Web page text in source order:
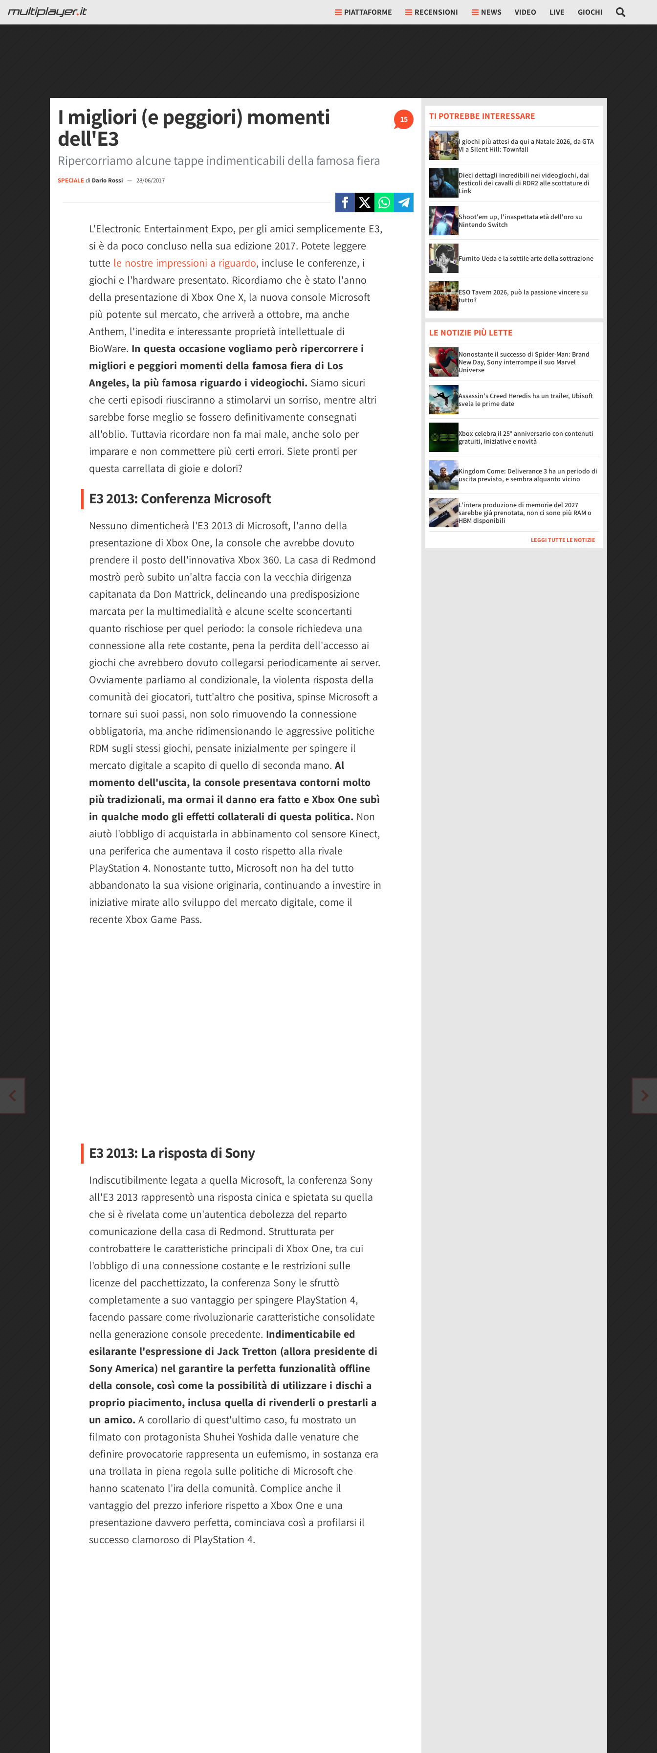
PIATTAFORME RECENSIONI NEWS VIDEO LIVE GIOCHI
15
I migliori (e peggiori) momenti
dell'E3
Ripercorriamo alcune tappe indimenticabili della famosa fiera
SPECIALEdi Dario Rossi — 28/06/2017
L'Electronic Entertainment Expo, per gli amici semplicemente E3,
si è da poco concluso nella sua edizione 2017. Potete leggere
tutte le nostre impressioni a riguardo, incluse le conferenze, i
giochi e l'hardware presentato. Ricordiamo che è stato l'anno
della presentazione di Xbox One X, la nuova console Microsoft
più potente sul mercato, che arriverà a ottobre, ma anche
Anthem, l'inedita e interessante proprietà intellettuale di
BioWare. In questa occasione vogliamo però ripercorrere i
migliori e peggiori momenti della famosa fiera di Los
Angeles, la più famosa riguardo i videogiochi. Siamo sicuri
che certi episodi riusciranno a stimolarvi un sorriso, mentre altri
sarebbe forse meglio se fossero definitivamente consegnati
all'oblio. Tuttavia ricordare non fa mai male, anche solo per
imparare e non commettere più certi errori. Siete pronti per
questa carrellata di gioie e dolori?
E3 2013: Conferenza Microsoft
Nessuno dimenticherà l'E3 2013 di Microsoft, l'anno della
presentazione di Xbox One, la console che avrebbe dovuto
prendere il posto dell'innovativa Xbox 360. La casa di Redmond
mostrò però subito un'altra faccia con la vecchia dirigenza
capitanata da Don Mattrick, delineando una predisposizione
marcata per la multimedialità e alcune scelte sconcertanti
quanto rischiose per quel periodo: la console richiedeva una
connessione alla rete costante, pena la perdita dell'accesso ai
giochi che avrebbero dovuto collegarsi periodicamente ai server.
Ovviamente parliamo al condizionale, la violenta risposta della
comunità dei giocatori, tutt'altro che positiva, spinse Microsoft a
tornare sui suoi passi, non solo rimuovendo la connessione
obbligatoria, ma anche ridimensionando le aggressive politiche
RDM sugli stessi giochi, pensate inizialmente per spingere il
mercato digitale a scapito di quello di seconda mano. Al
momento dell'uscita, la console presentava contorni molto
più tradizionali, ma ormai il danno era fatto e Xbox One subì
in qualche modo gli effetti collaterali di questa politica. Non
aiutò l'obbligo di acquistarla in abbinamento col sensore Kinect,
una periferica che aumentava il costo rispetto alla rivale
PlayStation 4. Nonostante tutto, Microsoft non ha del tutto
abbandonato la sua visione originaria, continuando a investire in
iniziative mirate allo sviluppo del mercato digitale, come il
recente Xbox Game Pass.
E3 2013: La risposta di Sony
Indiscutibilmente legata a quella Microsoft, la conferenza Sony
all'E3 2013 rappresentò una risposta cinica e spietata su quella
che si è rivelata come un'autentica debolezza del reparto
comunicazione della casa di Redmond. Strutturata per
controbattere le caratteristiche principali di Xbox One, tra cui
l'obbligo di una connessione costante e le restrizioni sulle
licenze del pacchettizzato, la conferenza Sony le sfruttò
completamente a suo vantaggio per spingere PlayStation 4,
facendo passare come rivoluzionarie caratteristiche consolidate
nella generazione console precedente. Indimenticabile ed
esilarante l'espressione di Jack Tretton (allora presidente di
Sony America) nel garantire la perfetta funzionalità offline
della console, così come la possibilità di utilizzare i dischi a
proprio piacimento, inclusa quella di rivenderli o prestarli a
un amico. A corollario di quest'ultimo caso, fu mostrato un
filmato con protagonista Shuhei Yoshida dalle venature che
definire provocatorie rappresenta un eufemismo, in sostanza era
una trollata in piena regola sulle politiche di Microsoft che
hanno scatenato l'ira della comunità. Complice anche il
vantaggio del prezzo inferiore rispetto a Xbox One e una
presentazione davvero perfetta, cominciava così a profilarsi il
successo clamoroso di PlayStation 4.
TI POTREBBE INTERESSARE
I giochi più attesi da qui a Natale 2026, da GTA
VI a Silent Hill: Townfall
Dieci dettagli incredibili nei videogiochi, dai
testicoli dei cavalli di RDR2 alle scottature di
Link
Shoot'em up, l'inaspettata età dell'oro su
Nintendo Switch
Fumito Ueda e la sottile arte della sottrazione
ESO Tavern 2026, può la passione vincere su
tutto?
LE NOTIZIE PIÙ LETTE
Nonostante il successo di Spider-Man: Brand
New Day, Sony interrompe il suo Marvel
Universe
Assassin's Creed Heredis ha un trailer, Ubisoft
svela le prime date
Xbox celebra il 25° anniversario con contenuti
gratuiti, iniziative e novità
Kingdom Come: Deliverance 3 ha un periodo di
uscita previsto, e sembra alquanto vicino
L'intera produzione di memorie del 2027
sarebbe già prenotata, non ci sono più RAM o
HBM disponibili
LEGGI TUTTE LE NOTIZIE